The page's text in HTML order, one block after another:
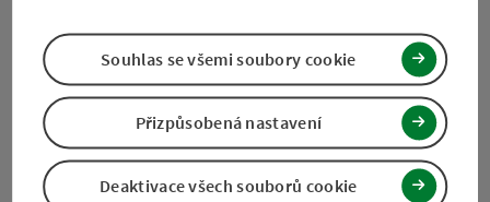
Kontakt
Turistické sdružení Mühlviertel
Deaktivace všech souborů cookie
Přizpůsobená nastavení
Souhlas se všemi soubory cookie